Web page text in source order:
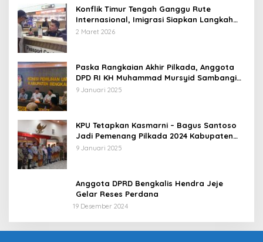
Konflik Timur Tengah Ganggu Rute
Internasional, Imigrasi Siapkan Langkah
Antisipatif
2 Maret 2026
Paska Rangkaian Akhir Pilkada, Anggota
DPD RI KH Muhammad Mursyid Sambangi
KPU Bengkalis
9 Januari 2025
KPU Tetapkan Kasmarni – Bagus Santoso
Jadi Pemenang Pilkada 2024 Kabupaten
Bengkalis
9 Januari 2025
Anggota DPRD Bengkalis Hendra Jeje
Gelar Reses Perdana
19 Desember 2024